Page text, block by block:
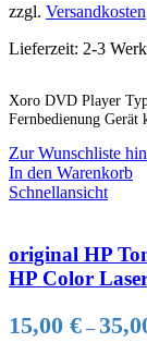
zzgl. Versandkosten
Lieferzeit: 2-3
Xoro DVD Player
Fernbedienung Gerät
Zur Wunschliste
In den Warenkorb
Schnellansicht
original HP
HP Color
15,00 € –